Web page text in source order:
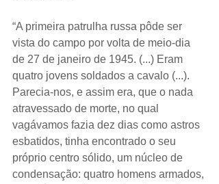
“A primeira patrulha russa pôde ser
vista do campo por volta de meio-dia
de 27 de janeiro de 1945. (...) Eram
quatro jovens soldados a cavalo (...).
Parecia-nos, e assim era, que o nada
atravessado de morte, no qual
vagávamos fazia dez dias como astros
esbatidos, tinha encontrado o seu
próprio centro sólido, um núcleo de
condensação: quatro homens armados,